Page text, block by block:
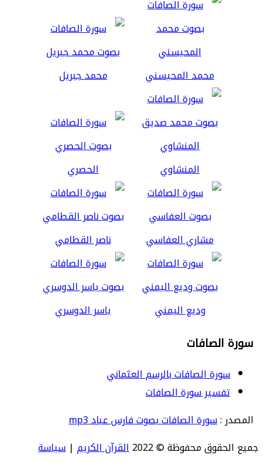
محمد المحيسني محمد جبريل
المنشاوي الحصري
مشاري العفاسي ناصر القطامي
وديع اليمني ياسر الدوسري
سورة الصافات
سورة الصافات بالرسم العثماني
تفسير سورة الصافات
المصدر :سورة الصافات بصوت فارس عباد mp3
جميع الحقوق محفوظة © 2022
القرآن الكريم | سياسة